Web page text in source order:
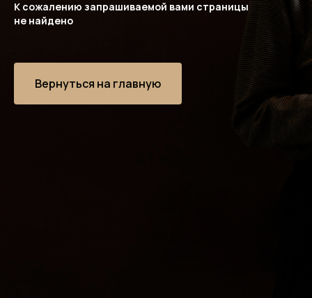
К сожалению запрашиваемой вами страницы
не найдено
Вернуться на главную